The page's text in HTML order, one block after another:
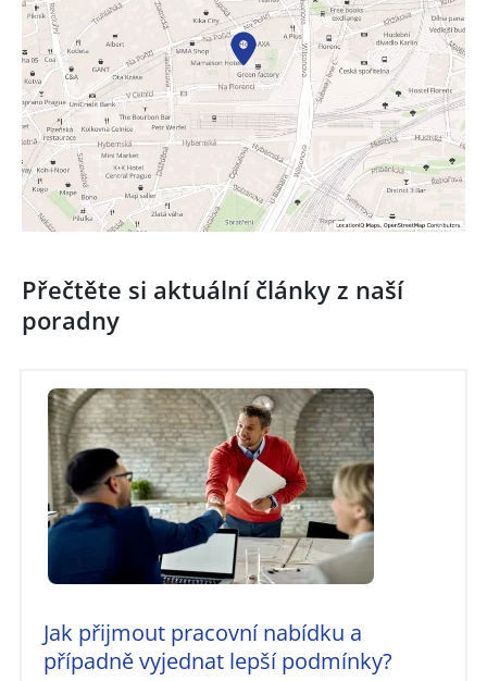
Přečtěte si aktuální články z naší
poradny
Jak přijmout pracovní nabídku a
případně vyjednat lepší podmínky?